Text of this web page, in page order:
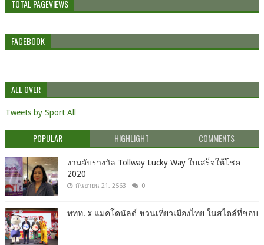
TOTAL PAGEVIEWS
FACEBOOK
ALL OVER
Tweets by Sport All
POPULAR HIGHLIGHT COMMENTS
งานจับรางวัล Tollway Lucky Way ใบเสร็จให้โชค
2020
กันยายน 21, 2563 0
ททท. x แมคโดนัลด์ ชวนเที่ยวเมืองไทย ในสไตล์ที่ชอบ